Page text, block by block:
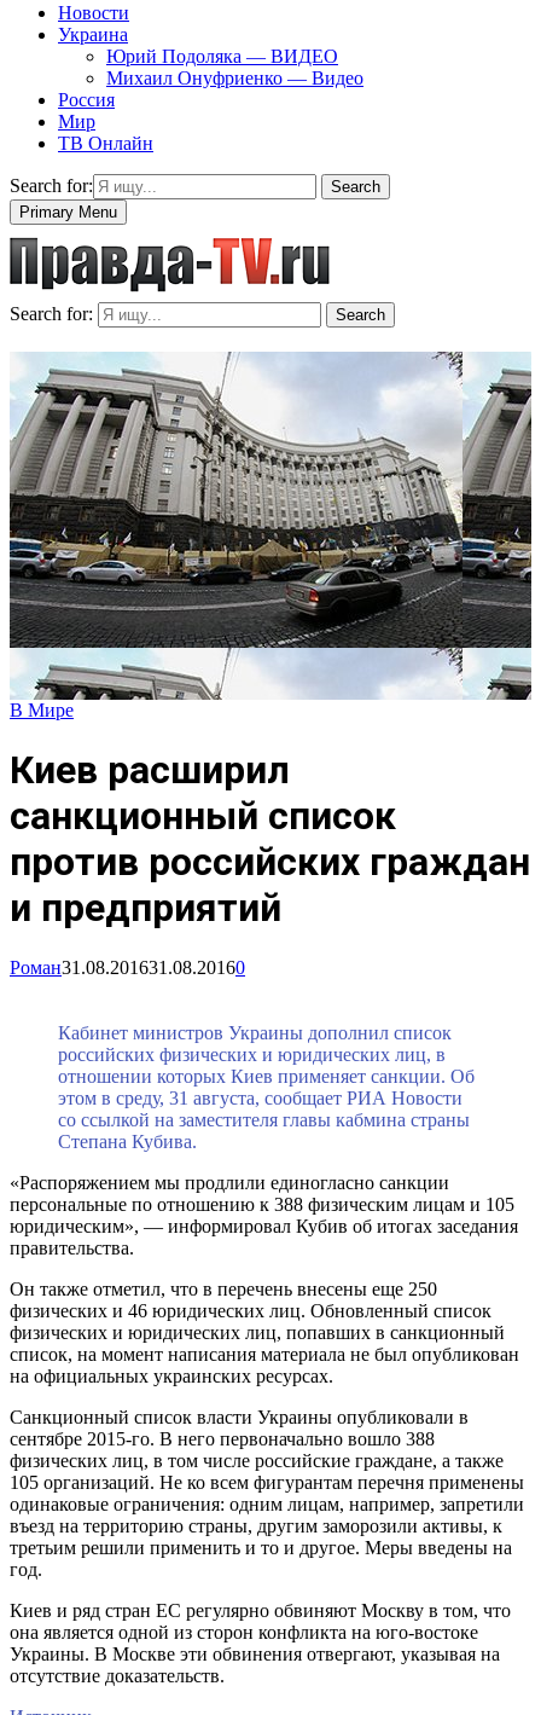
Новости
Украина
Юрий Подоляка — ВИДЕО
Михаил Онуфриенко — Видео
Россия
Мир
ТВ Онлайн
Search for:
Search
Primary Menu
Search for: Search
В Мире
Киев расширил
санкционный список
против российских граждан
и предприятий
Роман31.08.201631.08.20160
Кабинет министров Украины дополнил список
российских физических и юридических лиц, в
отношении которых Киев применяет санкции. Об
этом в среду, 31 августа, сообщает РИА Новости
со ссылкой на заместителя главы кабмина страны
Степана Кубива.
«Распоряжением мы продлили единогласно санкции
персональные по отношению к 388 физическим лицам и 105
юридическим», — информировал Кубив об итогах заседания
правительства.
Он также отметил, что в перечень внесены еще 250
физических и 46 юридических лиц. Обновленный список
физических и юридических лиц, попавших в санкционный
список, на момент написания материала не был опубликован
на официальных украинских ресурсах.
Санкционный список власти Украины опубликовали в
сентябре 2015-го. В него первоначально вошло 388
физических лиц, в том числе российские граждане, а также
105 организаций. Не ко всем фигурантам перечня применены
одинаковые ограничения: одним лицам, например, запретили
въезд на территорию страны, другим заморозили активы, к
третьим решили применить и то и другое. Меры введены на
год.
Киев и ряд стран ЕС регулярно обвиняют Москву в том, что
она является одной из сторон конфликта на юго-востоке
Украины. В Москве эти обвинения отвергают, указывая на
отсутствие доказательств.